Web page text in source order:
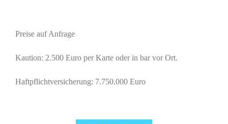
Preise auf Anfrage
Kaution: 2.500 Euro per Karte oder in bar vor Ort.
Haftpflichtversicherung: 7.750.000 Euro